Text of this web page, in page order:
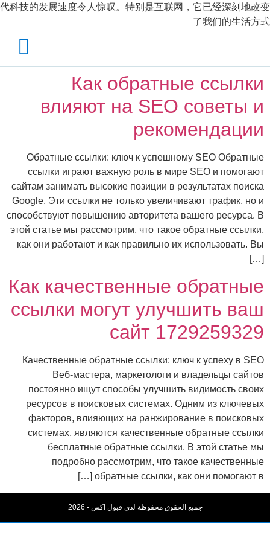
代科技的发展速度令人惊叹。特别是互联网，它已经深刻地改变
了我们的生活方式
Как обратные ссылки
влияют на SEO советы и
рекомендации
Обратные ссылки: ключ к успешному SEO Обратные
ссылки играют важную роль в мире SEO и помогают
сайтам занимать высокие позиции в результатах поиска
Google. Эти ссылки не только увеличивают трафик, но и
способствуют повышению авторитета вашего ресурса. В
этой статье мы рассмотрим, что такое обратные ссылки,
как они работают и как правильно их использовать. Вы
[…]
Как качественные обратные
ссылки могут улучшить ваш
сайт 1729259329
Качественные обратные ссылки: ключ к успеху в SEO
Веб-мастера, маркетологи и владельцы сайтов
постоянно ищут способы улучшить видимость своих
ресурсов в поисковых системах. Одним из ключевых
факторов, влияющих на ранжирование в поисковых
системах, являются качественные обратные ссылки
бесплатные обратные ссылки. В этой статье мы
подробно рассмотрим, что такое качественные
обратные ссылки, как они помогают в […]
جميع الحقوق محفوظة لدى قبول اكس - 2026